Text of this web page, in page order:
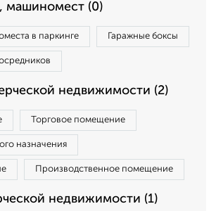
машиномест (0)
в паркинге Гаражные боксы
недвижимости (2)
Торговое помещение
назначения
Производственное помещение
недвижимости (1)